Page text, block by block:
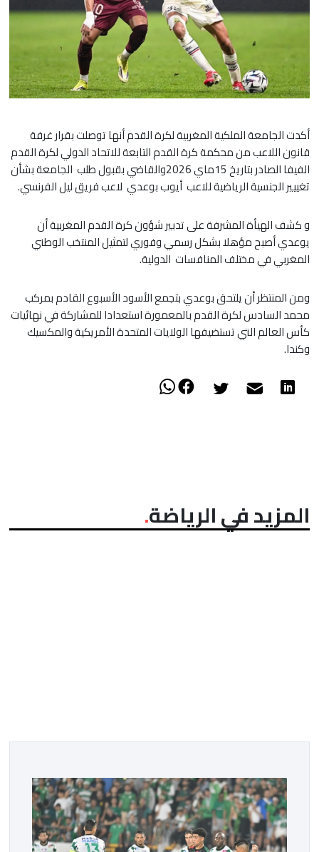
أكدت الجامعة الملكية المغربية لكرة القدم أنها توصلت بقرار غرفة
قانون اللاعب من محكمة كرة القدم التابعة للاتحاد الدولي لكرة القدم
الفيفا الصادر بتاريخ 15ماي 2026والقاضي بقبول طلب الجامعة بشأن
تغييير الجنسية الرياضية للاعب أيوب بوعدي لاعب فريق ليل الفرنسي.
و كشف الهيأة المشرفة على تدبير شؤون كرة القدم المغربية أن
يوعدي أصبح مؤهلا بشكل رسمي وفوري لتمثيل المنتخب الوطني
المغربي في مختلف المنافسات الدولية.
ومن المنتظر أن يلتحق بوعدي بتجمع الأسود الأسبوع القادم بمركب
محمد السادس لكرة القدم بالمعمورة استعدادا للمشاركة في نهائيات
كأس العالم التي تستضيفها الولايات المتحدة الأمريكية والمكسيك
وكندا.
المزيد في الرياضة